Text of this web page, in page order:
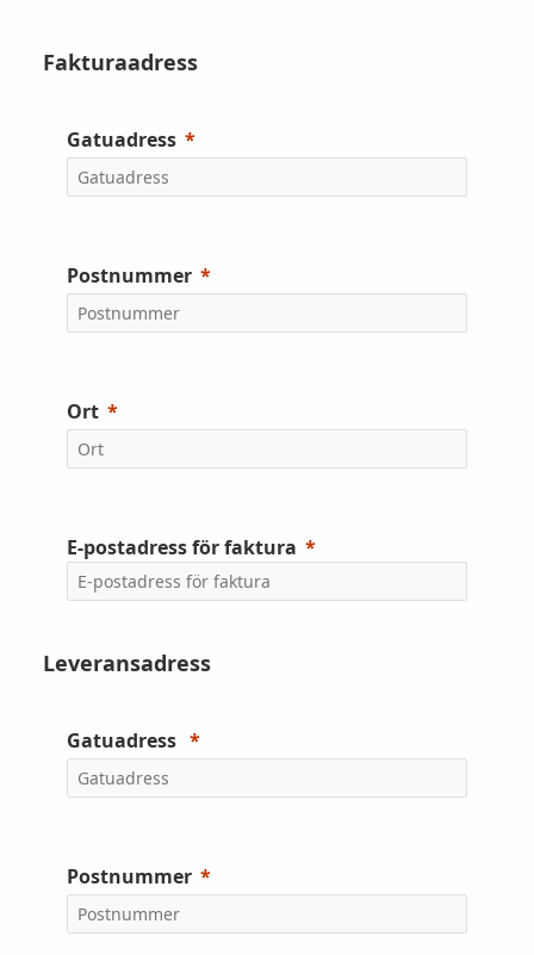
Fakturaadress
Gatuadress
Postnummer
Ort
E-postadress för faktura
Leveransadress
Gatuadress
Postnummer